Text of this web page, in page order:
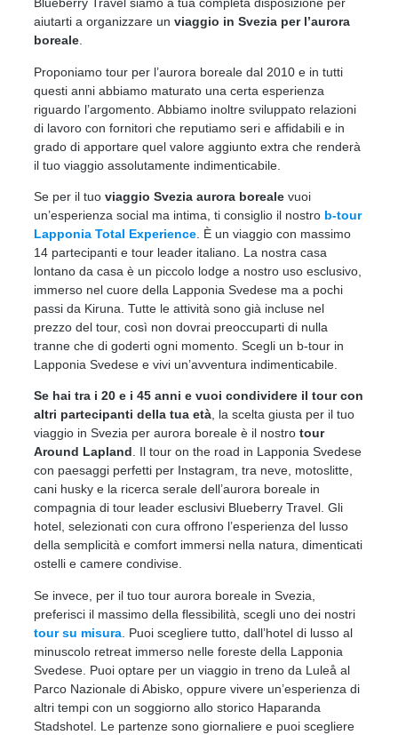
aiutarti a organizzare un viaggio in Svezia per l’aurora
boreale
Proponiamo tour per l’aurora boreale dal 2010 e in tutti
questi anni abbiamo maturato una certa esperienza
riguardo l’argomento. Abbiamo inoltre sviluppato relazioni
di lavoro con fornitori che reputiamo seri e affidabili e in
grado di apportare quel valore aggiunto extra che renderà
il tuo viaggio assolutamente indimenticabile.
Se per il tuo viaggio Svezia aurora boreale vuoi
un’esperienza social ma intima, ti consiglio il nostro b-tour
Lapponia Total Experience . È un viaggio con massimo
14 partecipanti e tour leader italiano. La nostra casa
lontano da casa è un piccolo lodge a nostro uso esclusivo,
immerso nel cuore della Lapponia Svedese ma a pochi
passi da Kiruna. Tutte le attività sono già incluse nel
prezzo del tour, così non dovrai preoccuparti di nulla
tranne che di goderti ogni momento. Scegli un b-tour in
Lapponia Svedese e vivi un’avventura indimenticabile.
Se hai tra i 20 e i 45 anni e vuoi condividere il tour con
altri partecipanti della tua età, la scelta giusta per il tuo
viaggio in Svezia per aurora boreale è il nostro tour
Around Lapland. Il tour on the road in Lapponia Svedese
con paesaggi perfetti per Instagram, tra neve, motoslitte,
cani husky e la ricerca serale dell’aurora boreale in
compagnia di tour leader esclusivi Blueberry Travel. Gli
hotel, selezionati con cura offrono l’esperienza del lusso
della semplicità e comfort immersi nella natura, dimenticati
ostelli e camere condivise.
Se invece, per il tuo tour aurora boreale in Svezia,
preferisci il massimo della flessibilità, scegli uno dei nostri
tour su misura . Puoi scegliere tutto, dall’hotel di lusso al
minuscolo retreat immerso nelle foreste della Lapponia
Svedese. Puoi optare per un viaggio in treno da Luleå al
Parco Nazionale di Abisko, oppure vivere un’esperienza di
altri tempi con un soggiorno allo storico Haparanda
Stadshotel. Le partenze sono giornaliere e puoi scegliere